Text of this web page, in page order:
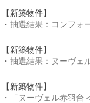
【新築物件】
・ 抽選結果：コンフォ
【新築物件】
・ 抽選結果：ヌーヴェ
【新築物件】
・
「ヌーヴェル赤羽